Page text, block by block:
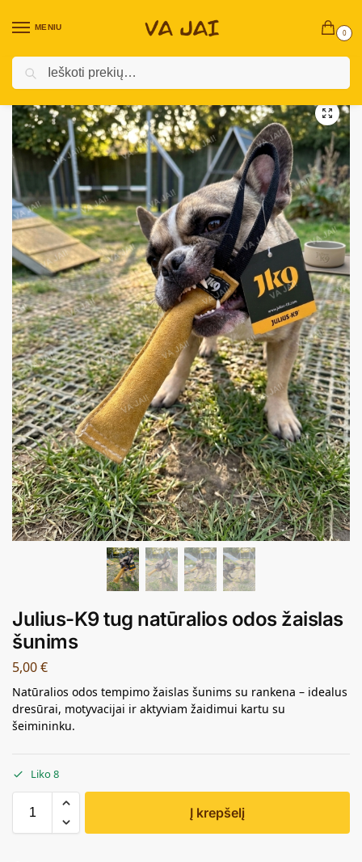
MENIU
0
Pradžia / Prekės augintiniams
Julius-K9 tug natūralios odos žaislas
šunims
5,00€
Natūralios odos tempimo žaislas šunims su rankena – idealus
dresūrai, motyvacijai ir aktyviam žaidimui kartu su
šeimininku.
Liko 8
Į krepšelį